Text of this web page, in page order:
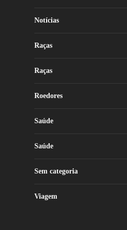
Notícias
Raças
Raças
Roedores
Saúde
Saúde
Sem categoria
Viagem